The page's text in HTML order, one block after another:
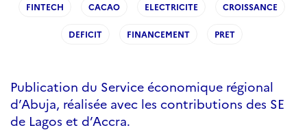
FINTECH CACAO ELECTRICITE CROISSANCE
DEFICIT FINANCEMENT PRET
Publication du Service économique régional
d’Abuja, réalisée avec les contributions des SE
de Lagos et d’Accra.